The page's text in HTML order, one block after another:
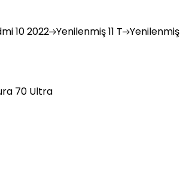
10 2022 Yenilenmiş11 T Yenilenmiş
70 Ultra